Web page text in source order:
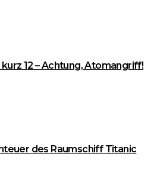
kurz 12 – Achtung, Atomangriff!
des Raumschiff Titanic